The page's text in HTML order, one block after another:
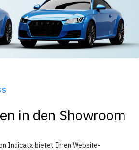
in den Showroom
Indicata bietet Ihren Website-